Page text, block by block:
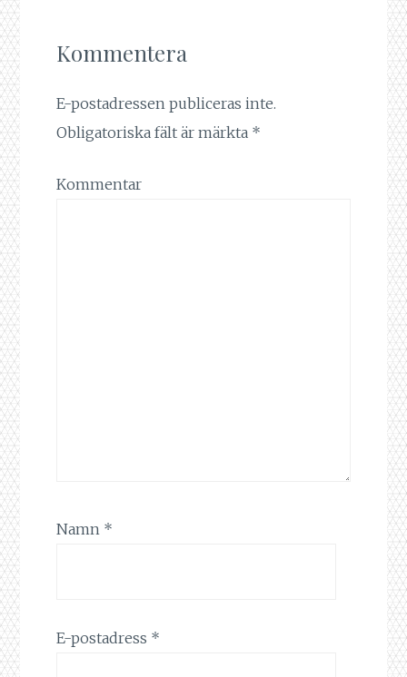
Kommentera
E-postadressen publiceras inte.
Obligatoriska fält är märkta *
Kommentar
Namn *
E-postadress *